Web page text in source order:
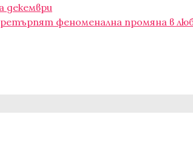
декември
феноменална промяна в